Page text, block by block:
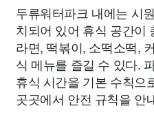
두류워터파크 내에는 시
치되어 있어 휴식 공간이
라면, 떡볶이, 소떡소떡,
식 메뉴를 즐길 수 있다.
휴식 시간을 기본 수칙으
곳곳에서 안전 규칙을 안